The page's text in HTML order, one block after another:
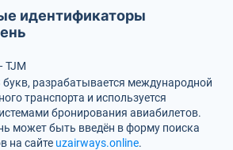
идентификаторы
TJM
букв, разрабатывается международной
транспорта и используется
бронирования авиабилетов.
может быть введён в форму поиска
на сайте uzairways.online.